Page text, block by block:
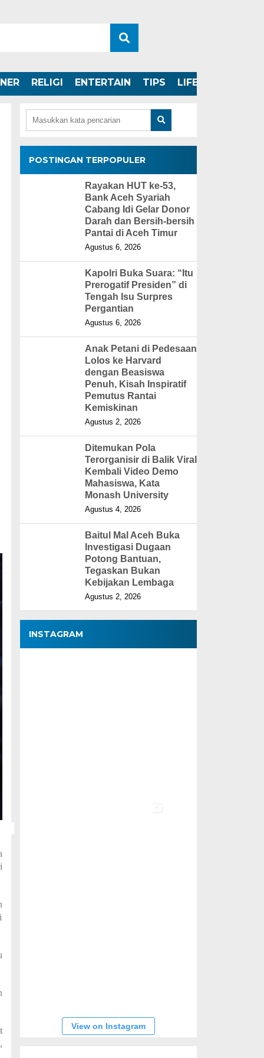
RELIGI ENTERTAIN TIPS LIFESTYLE
POSTINGAN TERPOPULER
Rayakan HUT ke-53,
Bank Aceh Syariah
Cabang Idi Gelar Donor
Darah dan Bersih-bersih
Pantai di Aceh Timur
Agustus 6, 2026
Kapolri Buka Suara: “Itu
Prerogatif Presiden” di
Tengah Isu Surpres
Pergantian
Agustus 6, 2026
Anak Petani di Pedesaan
Lolos ke Harvard
dengan Beasiswa
Penuh, Kisah Inspiratif
Pemutus Rantai
Kemiskinan
Agustus 2, 2026
Ditemukan Pola
Terorganisir di Balik Viral
Kembali Video Demo
Mahasiswa, Kata
Monash University
Agustus 4, 2026
Baitul Mal Aceh Buka
Investigasi Dugaan
Potong Bantuan,
Tegaskan Bukan
Kebijakan Lembaga
Agustus 2, 2026
INSTAGRAM
View on Instagram